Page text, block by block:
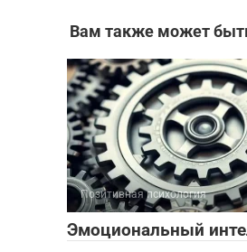
Вам также может
Позитивная психология
Эмоциональный